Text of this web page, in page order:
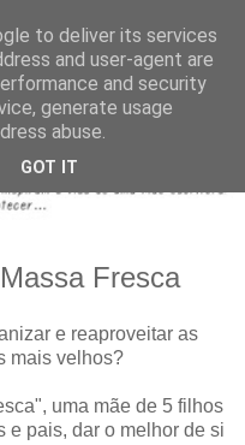
Fresca
e reaproveitar as
mais velhos?
uma mãe de 5 filhos
e pais, dar o melhor de si
to deliver its services
and user-agent are
and security
generate usage
abuse.
GOT IT